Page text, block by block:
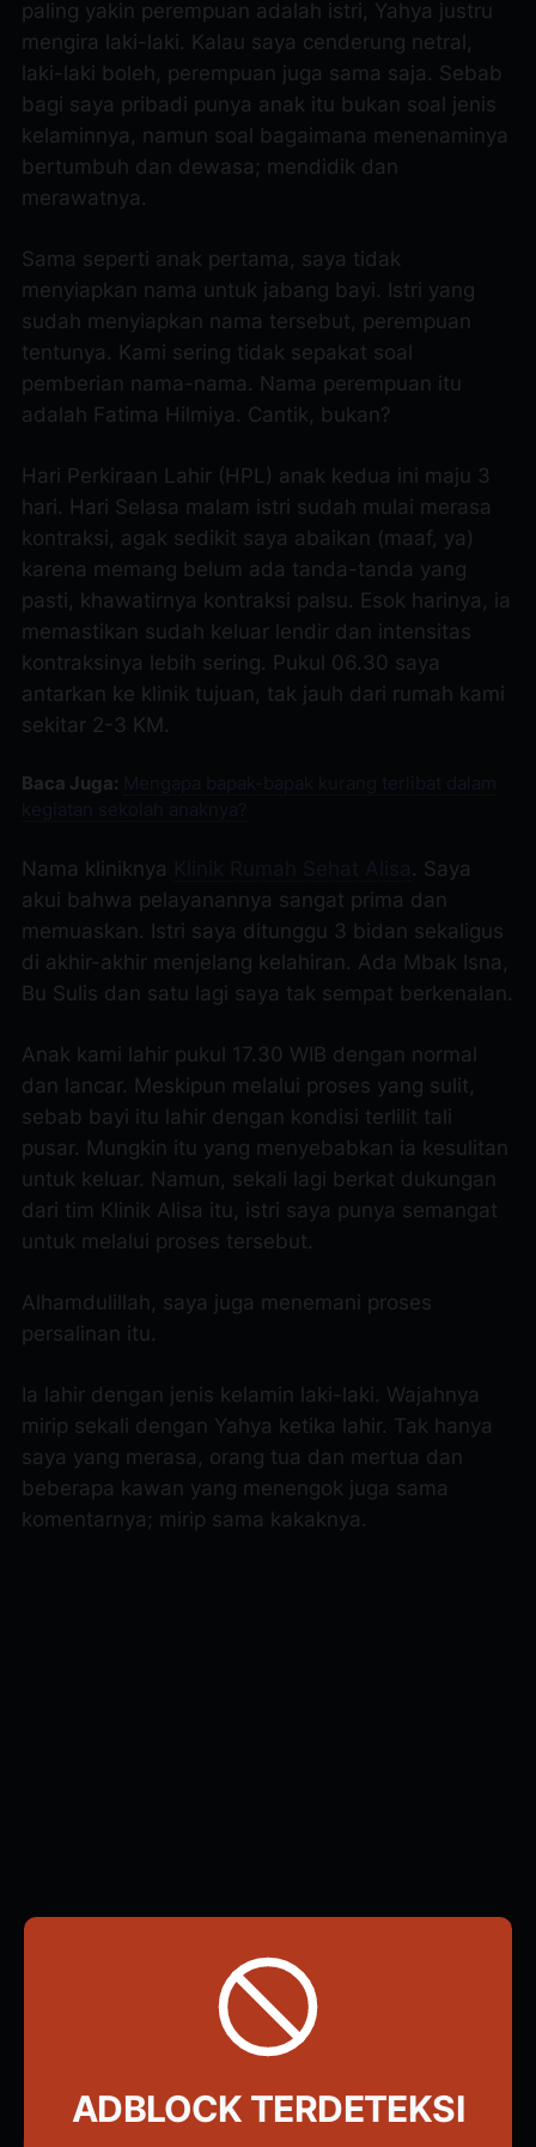
paling yakin perempuan adalah istri, Yahya justru
mengira laki-laki. Kalau saya cenderung netral,
laki-laki boleh, perempuan juga sama saja. Sebab
bagi saya pribadi punya anak itu bukan soal jenis
kelaminnya, namun soal bagaimana menenaminya
bertumbuh dan dewasa; mendidik dan
merawatnya.
Sama seperti anak pertama, saya tidak
menyiapkan nama untuk jabang bayi. Istri yang
sudah menyiapkan nama tersebut, perempuan
tentunya. Kami sering tidak sepakat soal
pemberian nama-nama. Nama perempuan itu
adalah Fatima Hilmiya. Cantik, bukan?
Hari Perkiraan Lahir (HPL) anak kedua ini maju 3
hari. Hari Selasa malam istri sudah mulai merasa
kontraksi, agak sedikit saya abaikan (maaf, ya)
karena memang belum ada tanda-tanda yang
pasti, khawatirnya kontraksi palsu. Esok harinya, ia
memastikan sudah keluar lendir dan intensitas
kontraksinya lebih sering. Pukul 06.30 saya
antarkan ke klinik tujuan, tak jauh dari rumah kami
sekitar 2-3 KM.
Baca Juga: Mengapa bapak-bapak kurang terlibat dalam
kegiatan sekolah anaknya?
Nama kliniknya Klinik Rumah Sehat Alisa . Saya
akui bahwa pelayanannya sangat prima dan
memuaskan. Istri saya ditunggu 3 bidan sekaligus
di akhir-akhir menjelang kelahiran. Ada Mbak Isna,
Bu Sulis dan satu lagi saya tak sempat berkenalan.
Anak kami lahir pukul 17.30 WIB dengan normal
dan lancar. Meskipun melalui proses yang sulit,
sebab bayi itu lahir dengan kondisi terlilit tali
pusar. Mungkin itu yang menyebabkan ia kesulitan
untuk keluar. Namun, sekali lagi berkat dukungan
dari tim Klinik Alisa itu, istri saya punya semangat
untuk melalui proses tersebut.
Alhamdulillah, saya juga menemani proses
persalinan itu.
Ia lahir dengan jenis kelamin laki-laki. Wajahnya
mirip sekali dengan Yahya ketika lahir. Tak hanya
saya yang merasa, orang tua dan mertua dan
beberapa kawan yang menengok juga sama
komentarnya; mirip sama kakaknya.
ADBLOCK TERDETEKSI